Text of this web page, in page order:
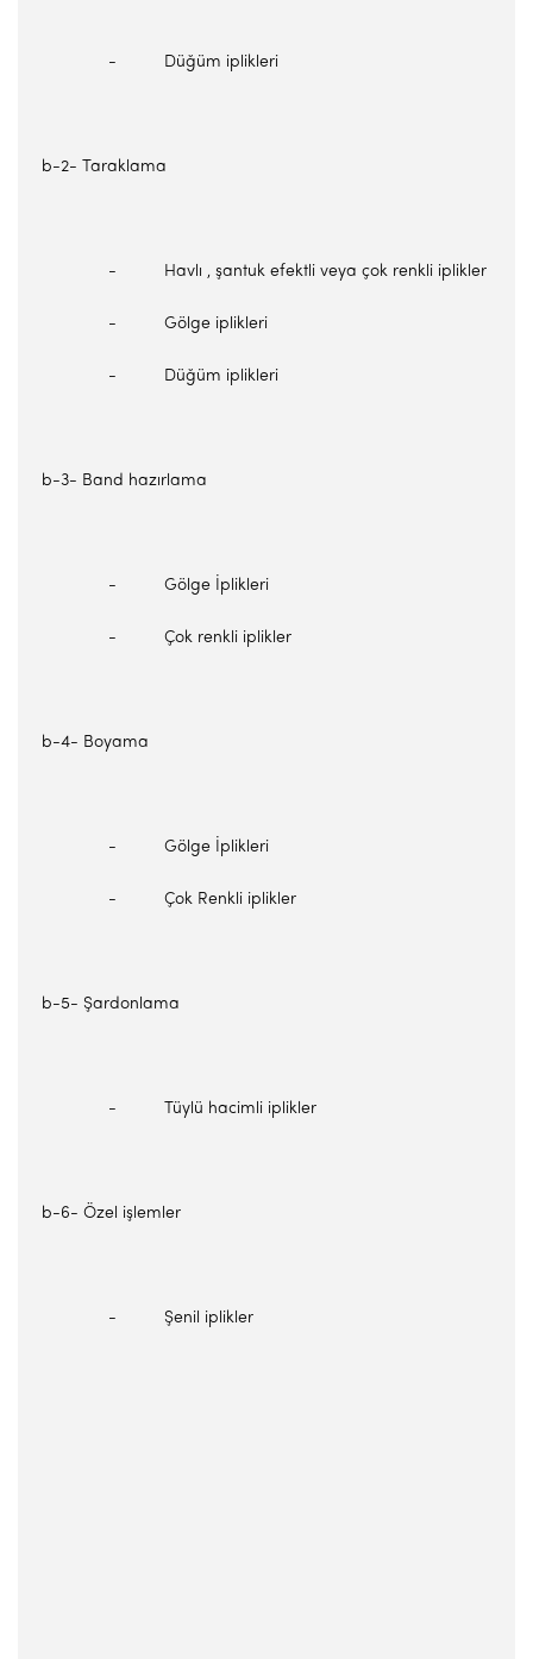
- Düğüm iplikleri
b-2- Taraklama
- Havlı , şantuk efektli veya çok renkli iplikler
- Gölge iplikleri
- Düğüm iplikleri
b-3- Band hazırlama
- Gölge İplikleri
- Çok renkli iplikler
b-4- Boyama
- Gölge İplikleri
- Çok Renkli iplikler
b-5- Şardonlama
- Tüylü hacimli iplikler
b-6- Özel işlemler
- Şenil iplikler